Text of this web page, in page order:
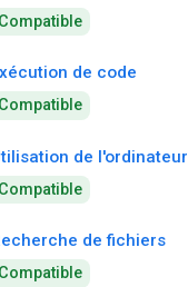
Compatible
de code
Compatible
de l'ordinateur
Compatible
de fichiers
Compatible